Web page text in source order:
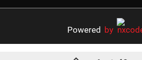
Powered by